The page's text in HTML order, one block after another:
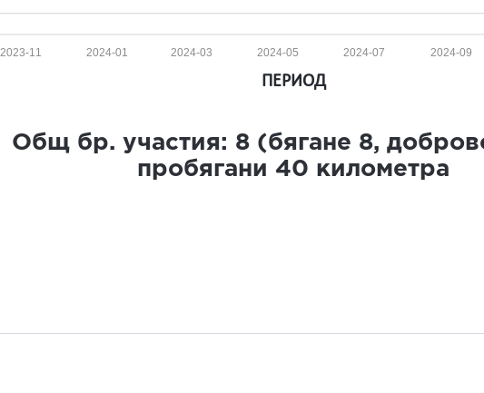
2024-09
2024-07
2024-05
2024-03
2024-01
2023-11
ПЕРИОД
Общ бр. участия: 8 (бягане 8,
пробягани 40 километра